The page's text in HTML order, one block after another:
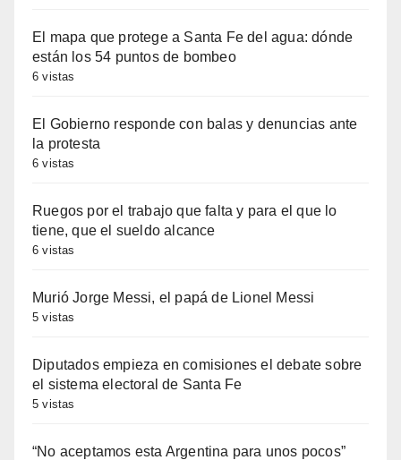
El mapa que protege a Santa Fe del agua: dónde
están los 54 puntos de bombeo
6 vistas
El Gobierno responde con balas y denuncias ante
la protesta
6 vistas
Ruegos por el trabajo que falta y para el que lo
tiene, que el sueldo alcance
6 vistas
Murió Jorge Messi, el papá de Lionel Messi
5 vistas
Diputados empieza en comisiones el debate sobre
el sistema electoral de Santa Fe
5 vistas
“No aceptamos esta Argentina para unos pocos”